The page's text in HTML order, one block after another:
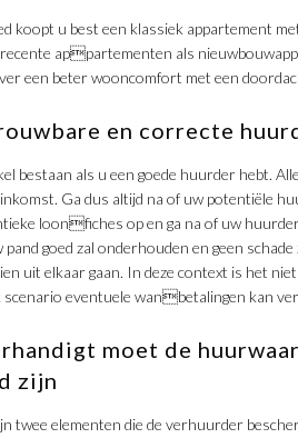
koopt u best een klassiek appartement
appartementen als
een beter wooncomfort met een
en correcte
bestaan als u een goede huurder hebt.
Ga dus altijd na of uw potentiële
loonfiches op en ga na of uw
goed zal onderhouden en geen
uit elkaar gaan. In deze context is het
scenario eventuele wanbetalingen kan
moet de
zijn
twee elementen die de verhuurder